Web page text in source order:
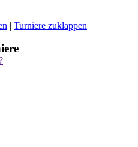
| Turniere zuklappen